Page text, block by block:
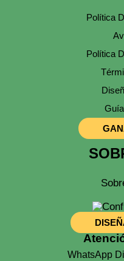
Política
Política
WhatsApp